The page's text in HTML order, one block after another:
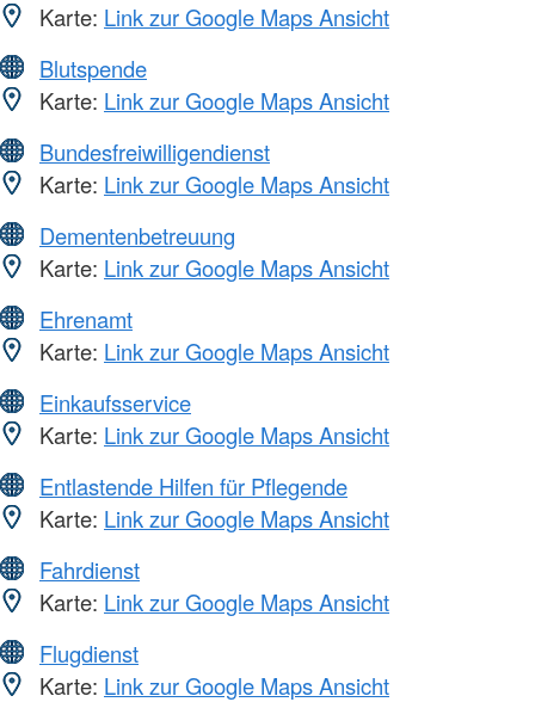
Karte: Link zur Google Maps Ansicht
Blutspende
Karte: Link zur Google Maps Ansicht
Bundesfreiwilligendienst
Karte: Link zur Google Maps Ansicht
Dementenbetreuung
Karte: Link zur Google Maps Ansicht
Ehrenamt
Karte: Link zur Google Maps Ansicht
Einkaufsservice
Karte: Link zur Google Maps Ansicht
Entlastende Hilfen für Pflegende
Karte: Link zur Google Maps Ansicht
Fahrdienst
Karte: Link zur Google Maps Ansicht
Flugdienst
Karte: Link zur Google Maps Ansicht